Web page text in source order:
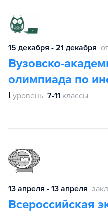
15 декабря - 21 декабря
Вузовско-
олимпиада по
Ⅰ уровень 7-11 классы
13 апреля - 13 апреля
Всероссийская